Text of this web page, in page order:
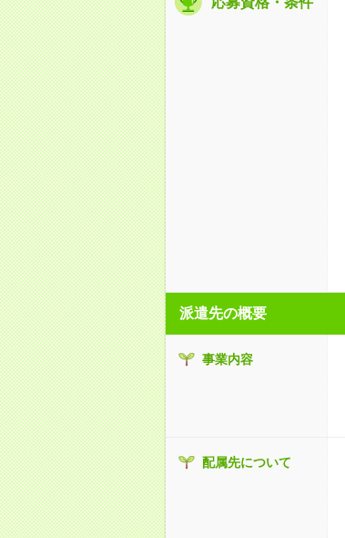
派遣先の概要
事業内容
配属先について